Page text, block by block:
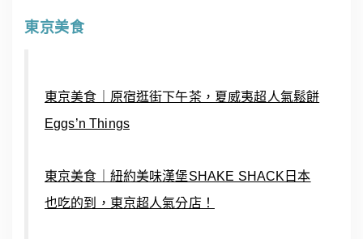
東京美食
東京美食｜原宿逛街下午茶，夏威夷超人氣鬆餅
Eggs’n Things
東京美食｜紐約美味漢堡SHAKE SHACK日本
也吃的到，東京超人氣分店！